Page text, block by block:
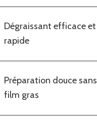
Dégraissant efficace et
rapide
Préparation douce sans
film gras